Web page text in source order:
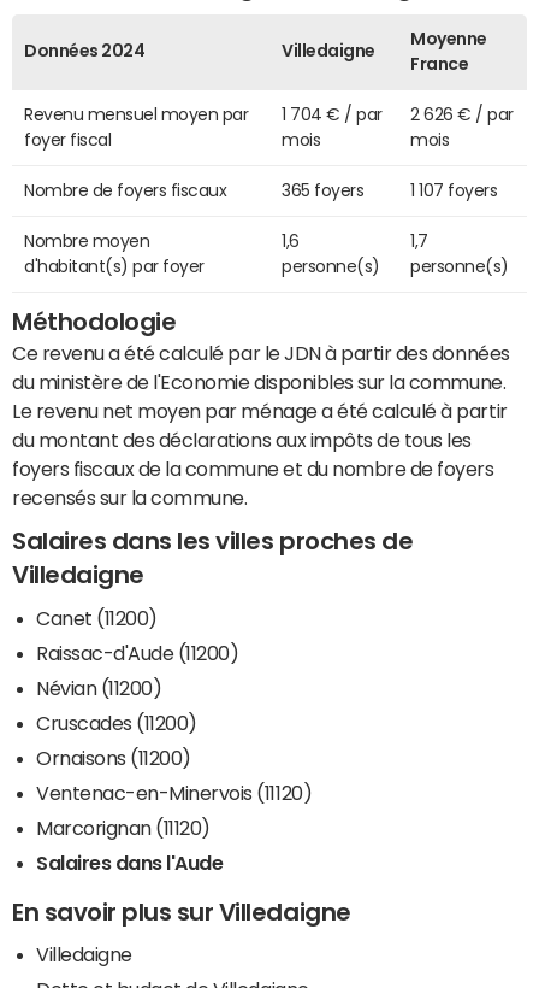
Données 2024 Villedaigne
Moyenne
France
Revenu mensuel moyen par
foyer fiscal
1 704 € / par
mois
2 626 € / par
mois
Nombre de foyers fiscaux 365 foyers 1 107 foyers
Nombre moyen
d'habitant(s) par foyer
1,6
personne(s)
1,7
personne(s)
Méthodologie
Ce revenu a été calculé par le JDN à partir des données
du ministère de l'Economie disponibles sur la commune.
Le revenu net moyen par ménage a été calculé à partir
du montant des déclarations aux impôts de tous les
foyers fiscaux de la commune et du nombre de foyers
recensés sur la commune.
Salaires dans les villes proches de
Villedaigne
Canet (11200)
Raissac-d'Aude (11200)
Névian (11200)
Cruscades (11200)
Ornaisons (11200)
Ventenac-en-Minervois (11120)
Marcorignan (11120)
Salaires dans l'Aude
En savoir plus sur Villedaigne
Villedaigne